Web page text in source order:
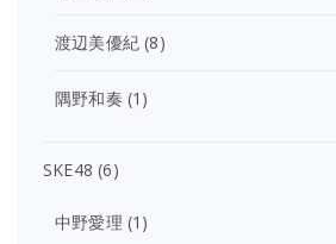
渡辺美優紀 (8)
隅野和奏 (1)
SKE48 (6)
中野愛理 (1)